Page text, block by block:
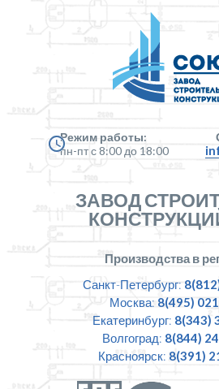
Режим работы:
пн-пт с 8:00 до 18:00
ЗАВОД
Производства в
Санкт-Петербург:
Москва: 8(495)
Екатеринбург: 8(343)
Волгоград: 8(844)
Красноярск: 8(391)